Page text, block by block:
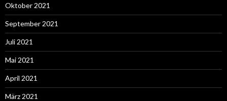
Oktober 2021
September 2021
Juli 2021
Mai 2021
April 2021
März 2021